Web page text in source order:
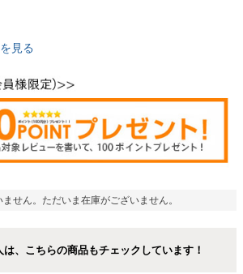
見る
せん。ただいま在庫がございません。
、こちらの商品もチェックしています！